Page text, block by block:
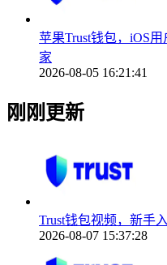
苹果Trust钱包，iOS
家
2026-08-05 16:21:41
刚刚更新
Trust钱包视频，新手
2026-08-07 15:37:28